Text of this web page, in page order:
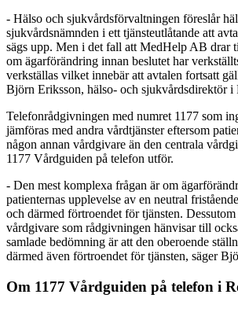
- Hälso och sjukvårdsförvaltningen föreslår
sjukvårdsnämnden i ett tjänsteutlåtande att
sägs upp. Men i det fall att MedHelp AB drar
om ägarförändring innan beslutet har
verkställas vilket innebär att avtalen fortsatt
Björn Eriksson, hälso- och sjukvårdsdirektör i
Telefonrådgivningen med numret 1177 som
jämföras med andra vårdtjänster eftersom
någon annan vårdgivare än den centrala
1177 Vårdguiden på telefon utför.
- Den mest komplexa frågan är om
patienternas upplevelse av en neutral
och därmed förtroendet för tjänsten.
vårdgivare som rådgivningen hänvisar till
samlade bedömning är att den oberoende
därmed även förtroendet för tjänsten, säger
Om 1177 Vårdguiden på telefon i